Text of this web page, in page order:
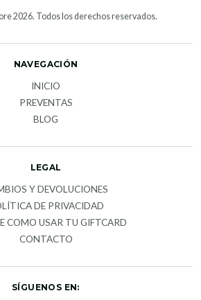
2026. Todos los derechos reservados.
NAVEGACIÓN
INICIO
PREVENTAS
BLOG
LEGAL
Y DEVOLUCIONES
DE PRIVACIDAD
COMO USAR TU GIFTCARD
CONTACTO
SÍGUENOS EN: